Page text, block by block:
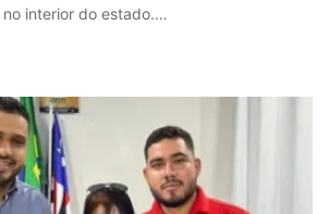
interior do estado.…